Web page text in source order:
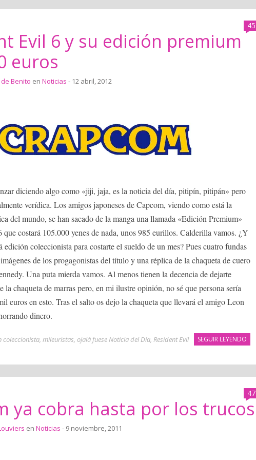
45
Evil 6 y su edición premium
euros
Benito en Noticias - 12 abril, 2012
diciendo algo como «jiji, jaja, es la noticia del día, pitipín, pitipán» pero
verídica. Los amigos japoneses de Capcom, viendo como está la
del mundo, se han sacado de la manga una llamada «Edición Premium»
costará 105.000 yenes de nada, unos 985 eurillos. Calderilla vamos. ¿Y
edición coleccionista para costarte el sueldo de un mes? Pues cuatro fundas
de los progagonistas del título y una réplica de la chaqueta de cuero
Una puta mierda vamos. Al menos tienen la decencia de dejarte
la chaqueta de marras pero, en mi ilustre opinión, no sé que persona sería
euros en esto. Tras el salto os dejo la chaqueta que llevará el amigo Leon
dinero.
SEGUIR LEYENDO
coleccionista, mileuristas, ojalá fuese Noticia del Día, Resident Evil
47
ya cobra hasta por los trucos
en Noticias - 9 noviembre, 2011